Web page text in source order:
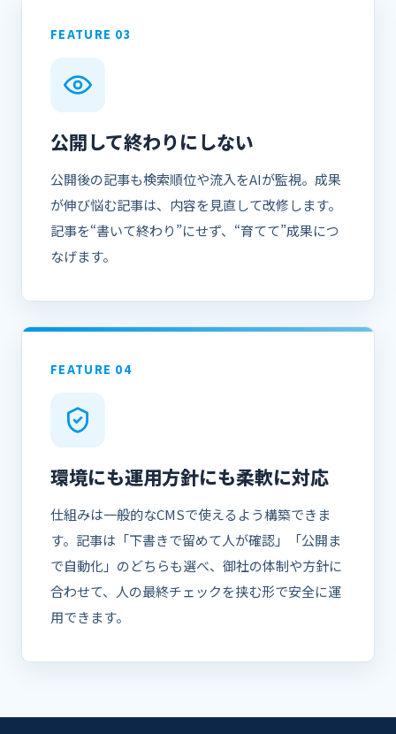
FEATURE 03
公開して終わりにしない
公開後の記事も検索順位や流入をAIが監視。成果
が伸び悩む記事は、内容を見直して改修します。
記事を“書いて終わり”にせず、“育てて”成果につ
なげます。
FEATURE 04
環境にも運用方針にも柔軟に対応
仕組みは一般的なCMSで使えるよう構築できま
す。記事は「下書きで留めて人が確認」「公開ま
で自動化」のどちらも選べ、御社の体制や方針に
合わせて、人の最終チェックを挟む形で安全に運
用できます。